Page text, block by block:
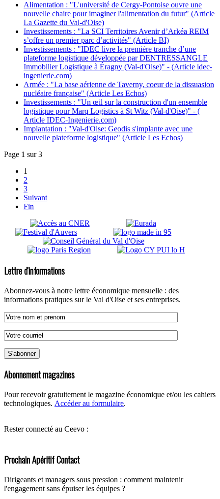
Alimentation : "L'université de Cergy-Pontoise ouvre une
nouvelle chaire pour imaginer l'alimentation du futur" (Article
La Gazette du Val-d'Oise)
Investissements : "La SCI Territoires Avenir d’Arkéa REIM
s’offre un premier parc d’activités" (Article BI)
Investissements : "IDEC livre la première tranche d’une
plateforme logistique développée par DENTRESSANGLE
Immobilier Logistique à Éragny (Val-d'Oise)" - (Article idec-
ingenierie.com)
Armée : "La base aérienne de Taverny, coeur de la dissuasion
nucléaire française" (Article Les Echos)
Investissements : "Un œil sur la construction d'un ensemble
logistique pour Marq Logistics à St Witz (Val-d'Oise)" - (
Article IDEC-Ingenierie.com)
Implantation : "Val-d'Oise: Geodis s'implante avec une
nouvelle plateforme logistique" (Article Les Echos)
Page 1 sur 3
1
2
3
Suivant
Fin
Lettre d'informations
Abonnez-vous à notre lettre économique mensuelle : des
informations pratiques sur le Val d'Oise et ses entreprises.
Abonnement magazines
Pour recevoir gratuitement le magazine économique et/ou les cahiers
technologiques. Accéder au formulaire.
Rester connecté au Ceevo :
Prochain Apéritif Contact
Dirigeants et managers sous pression : comment maintenir
l'engagement sans épuiser les équipes ?